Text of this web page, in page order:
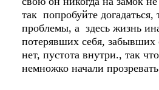
так попробуйте
проблемы, а здесь жизнь
потерявших себя,
нет, пустота внутри., так
немножко начали